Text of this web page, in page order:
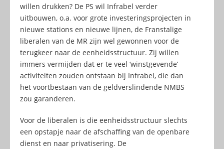
willen drukken? De PS wil Infrabel verder
uitbouwen, o.a. voor grote investeringsprojecten in
nieuwe stations en nieuwe lijnen, de Franstalige
liberalen van de MR zijn wel gewonnen voor de
terugkeer naar de eenheidsstructuur. Zij willen
immers vermijden dat er te veel ‘winstgevende’
activiteiten zouden ontstaan bij Infrabel, die dan
het voortbestaan van de geldverslindende NMBS
zou garanderen.
Voor de liberalen is die eenheidsstructuur slechts
een opstapje naar de afschaffing van de openbare
dienst en naar privatisering. De